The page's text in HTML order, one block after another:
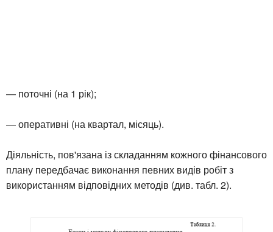
— поточні (на 1 рік);
— оперативні (на квартал, місяць).
Діяльність, пов'язана із складанням кожного фінансового
плану передбачає виконання певних видів робіт з
використанням відповідних методів (див. табл. 2).